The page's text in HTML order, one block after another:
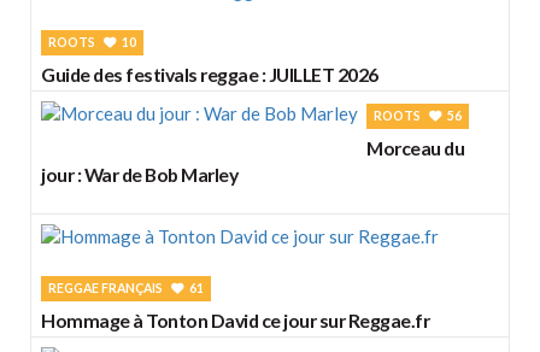
ROOTS 10
Guide des festivals reggae : JUILLET 2026
ROOTS 56
Morceau du
jour : War de Bob Marley
REGGAE FRANÇAIS 61
Hommage à Tonton David ce jour sur Reggae.fr